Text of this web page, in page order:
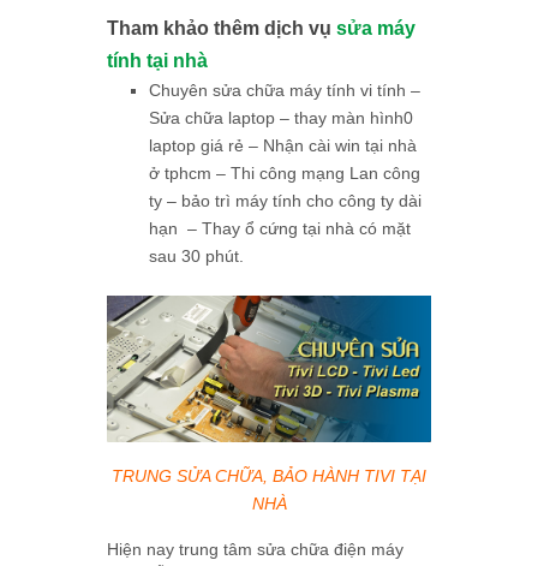
Tham khảo thêm dịch vụ sửa máy
tính tại nhà
Chuyên sửa chữa máy tính vi tính –
Sửa chữa laptop – thay màn hình0
laptop giá rẻ – Nhận cài win tại nhà
ở tphcm – Thi công mạng Lan công
ty – bảo trì máy tính cho công ty dài
hạn – Thay ổ cứng tại nhà có mặt
sau 30 phút.
TRUNG SỬA CHỮA, BẢO HÀNH TIVI TẠI
NHÀ
Hiện nay trung tâm sửa chữa điện máy